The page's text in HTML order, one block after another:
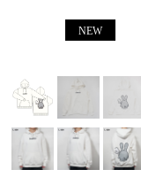
2024 summer
2024 winter
2023 summer
2022 birthday
ゲーム実況者カウン
ゲーム実況者カ